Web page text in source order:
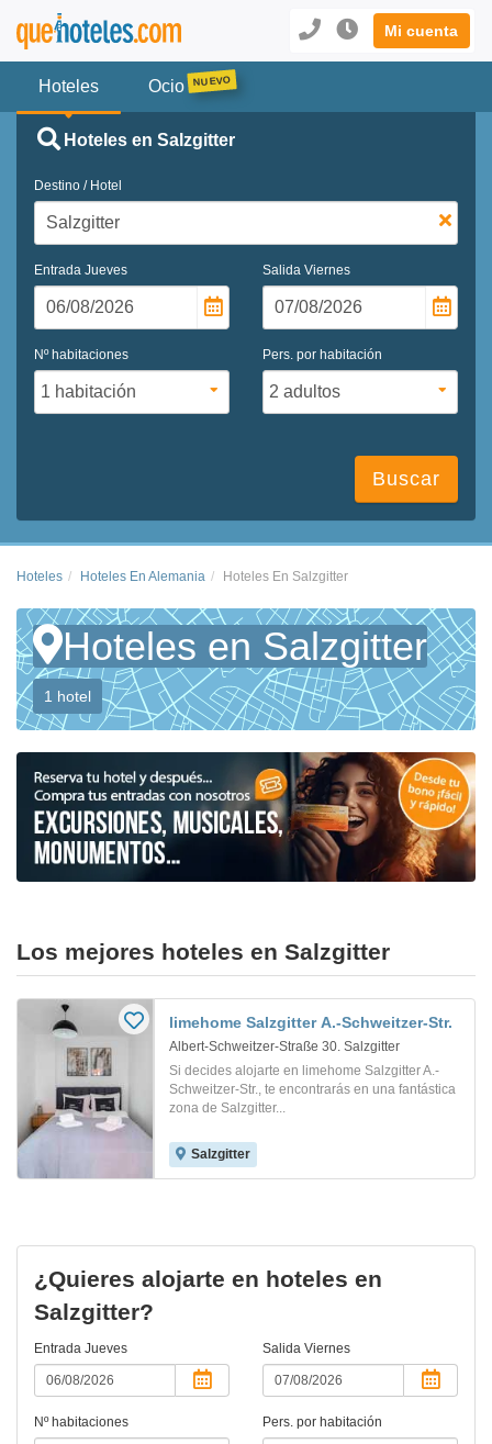
Mi cuenta
Hoteles Ocio
Hoteles en Salzgitter
Destino / Hotel
Entrada Jueves Salida Viernes
Nº habitaciones Pers. por habitación
Buscar
Hoteles Hoteles En Alemania Hoteles En Salzgitter
Hoteles en Salzgitter
1 hotel
Los mejores hoteles en Salzgitter
limehome Salzgitter A.-Schweitzer-Str.
Albert-Schweitzer-Straße 30. Salzgitter
Si decides alojarte en limehome Salzgitter A.-
Schweitzer-Str., te encontrarás en una fantástica
zona de Salzgitter...
Salzgitter
¿Quieres alojarte en hoteles en
Salzgitter?
Entrada Jueves Salida Viernes
Nº habitaciones Pers. por habitación